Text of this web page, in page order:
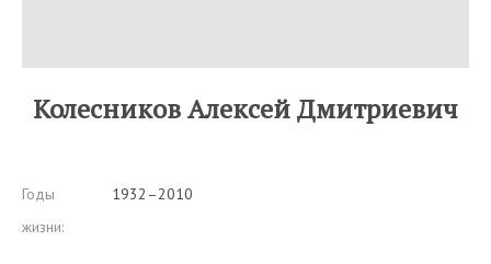
Колесников Алексей Дмитриевич
Годы
жизни:
1932–2010